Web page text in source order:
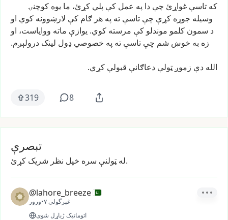
که تاسې غواړئ چې دا په عمل کې پلي کړئ، ما یوه کوچنۍ
وسیله جوړه کړې چې تاسې ته په هر ګام کې لارښوونه کوي او
د سمون کلمو موندلو کې مرسته کوي. یوازې ماته ووایاست، او
زه به خوښ شم چې تاسې ته په خصوصي ډول لینک درولېږم.
الله دې زموږ ټولې دعاګانې قبولې کړي.
319 8
تبصرې
له ټولنې سره خپل نظر شریک کړئ.
@lahore_breeze
ورور• غبرگولی ۷
اتوماتیک ژباړل شوی